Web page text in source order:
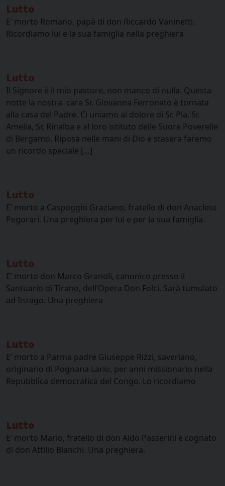
Lutto
E’ morto Romano, papà di don Riccardo Vaninetti.
Ricordiamo lui e la sua famiglia nella preghiera
Lutto
Il Signore è il mio pastore, non manco di nulla. Questa
notte la nostra cara Sr. Giovanna Ferronato è tornata
alla casa del Padre. Ci uniamo al dolore di Sr. Pia, Sr.
Amelia, Sr. Rinalba e al loro istituto delle Suore Poverelle
di Bergamo. Riposa nelle mani di Dio e stasera faremo
un ricordo speciale […]
Lutto
E’ morto a Caspoggio Graziano, fratello di don Anacleto
Pegorari. Una preghiera per lui e per la sua famiglia.
Lutto
E’ morto don Marco Granoli, canonico presso il
Santuario di Tirano, dell’Opera Don Folci. Sarà tumulato
ad Inzago. Una preghiera
Lutto
E’ morto a Parma padre Giuseppe Rizzi, saveriano,
originario di Pognana Lario, per anni missionario nella
Repubblica democratica del Congo. Lo ricordiamo
Lutto
E’ morto Mario, fratello di don Aldo Passerini e cognato
di don Attilio Bianchi. Una preghiera.